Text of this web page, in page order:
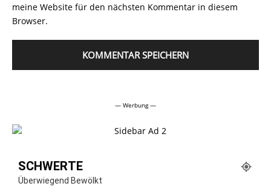
meine Website für den nächsten Kommentar in diesem
Browser.
— Werbung —
SCHWERTE
Überwiegend Bewölkt